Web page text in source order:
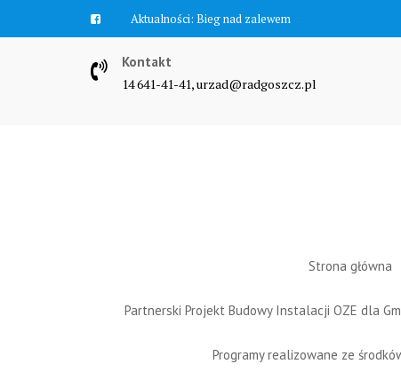
Aktualności: Bieg nad zalewem
Kontakt
14 641-41-41, urzad@radgoszcz.pl
Strona główna
Partnerski Projekt Budowy Instalacji OZE dla
Programy realizowane ze